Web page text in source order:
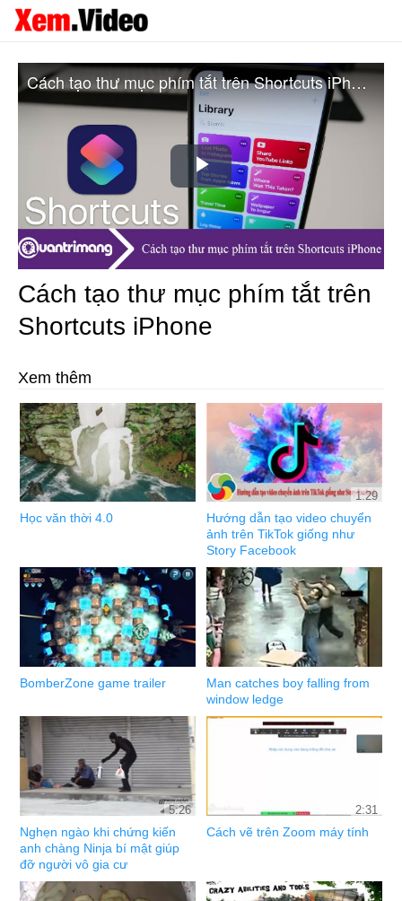
Play
Video
Cách tạo thư mục phím tắt trên Shortcuts iPhone
Cách tạo thư mục phím tắt trên
Shortcuts iPhone
Xem thêm
Học văn thời 4.0
1:29
Hướng dẫn tạo video chuyển
ảnh trên TikTok giống như
Story Facebook
BomberZone game trailer
Man catches boy falling from
window ledge
5:26
Nghẹn ngào khi chứng kiến
anh chàng Ninja bí mật giúp
đỡ người vô gia cư
2:31
Cách vẽ trên Zoom máy tính